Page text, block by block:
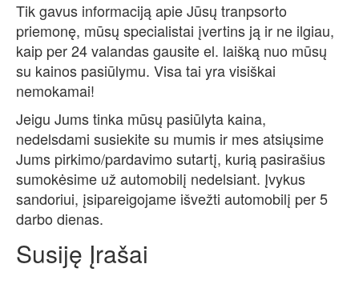
Tik gavus informaciją apie Jūsų tranpsorto
priemonę, mūsų specialistai įvertins ją ir ne ilgiau,
kaip per 24 valandas gausite el. laišką nuo mūsų
su kainos pasiūlymu. Visa tai yra visiškai
nemokamai!
Jeigu Jums tinka mūsų pasiūlyta kaina,
nedelsdami susiekite su mumis ir mes atsiųsime
Jums pirkimo/pardavimo sutartį, kurią pasirašius
sumokėsime už automobilį nedelsiant. Įvykus
sandoriui, įsipareigojame išvežti automobilį per 5
darbo dienas.
Susiję Įrašai